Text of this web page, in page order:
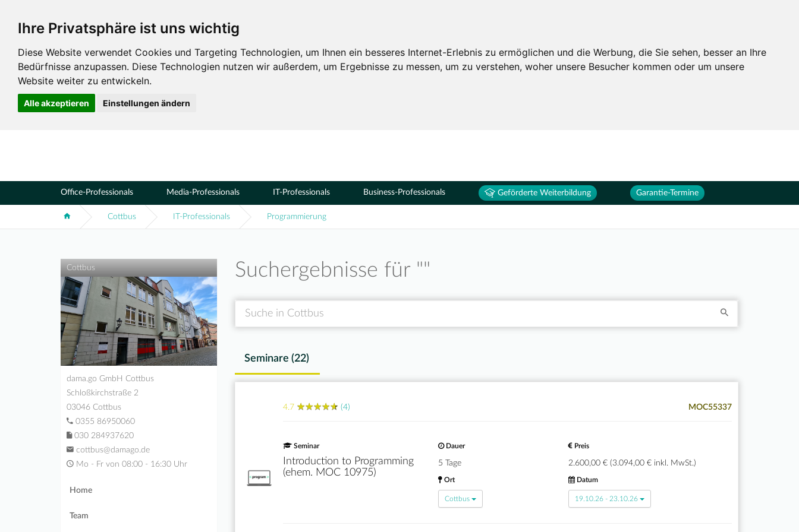
Ihre Privatsphäre ist uns wichtig
Diese Website verwendet Cookies und Targeting Technologien, um Ihnen ein besseres Internet-Erlebnis zu ermöglichen und die Werbung, die Sie sehen, besser an Ihre
Bedürfnisse anzupassen. Diese Technologien nutzen wir außerdem, um Ergebnisse zu messen, um zu verstehen, woher unsere Besucher kommen oder um unsere
Website weiter zu entwickeln.
Alle akzeptieren Einstellungen ändern
Standorte
Cottbus
Office-Professionals Media-Professionals IT-Professionals Business-Professionals Geförderte Weiterbildung Garantie-Termine
Cottbus IT-Professionals Programmierung
Suchergebnisse für ""
Seminare (22)
4.7 ★★★★★
★★★★★ (4) MOC55337
Seminar
Introduction to Programming
(ehem. MOC 10975)
Dauer
5 Tage
Preis
2.600,00 € (3.094,00 € inkl. MwSt.)
Ort
Cottbus
Datum
19.10.26 - 23.10.26
Cottbus
dama.go GmbH Cottbus
Schloßkirchstraße 2
03046 Cottbus
0355 86950060
030 284937620
cottbus@damago.de
Mo - Fr von 08:00 - 16:30 Uhr
Home
Team